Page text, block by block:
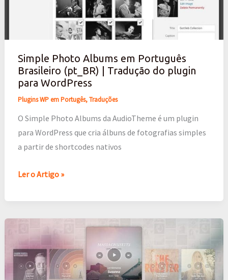
Simple Photo Albums em Português
Brasileiro (pt_BR) | Tradução do plugin
para WordPress
Plugins WP em Portugês,Traduções
O Simple Photo Albums da AudioTheme é um plugin
para WordPress que cria álbuns de fotografias simples
a partir de shortcodes nativos
(pt_BR)
|
Tradução
do
plugin
para
WordPress
Ler o Artigo »
em
Português
Brasileiro